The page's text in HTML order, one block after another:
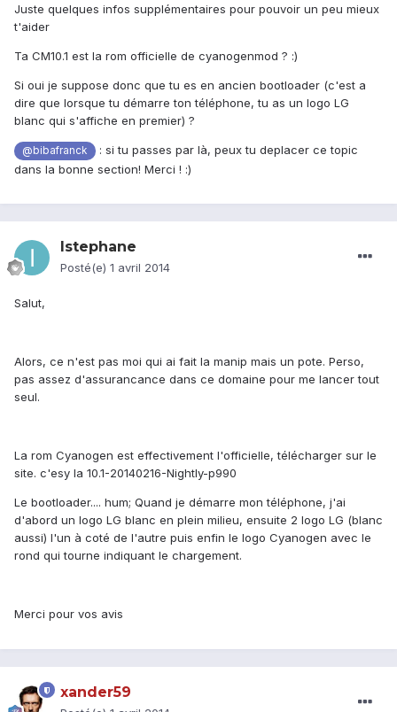
Juste quelques infos supplémentaires pour pouvoir un peu mieux
t'aider
Ta CM10.1 est la rom officielle de cyanogenmod ? :)
Si oui je suppose donc que tu es en ancien bootloader (c'est a
dire que lorsque tu démarre ton téléphone, tu as un logo LG
blanc qui s'affiche en premier) ?
@bibafranck
: si tu passes par là, peux tu deplacer ce topic
dans la bonne section! Merci ! :)
Istephane
Posté(e) 1 avril 2014
Salut,
Alors, ce n'est pas moi qui ai fait la manip mais un pote. Perso,
pas assez d'assurancance dans ce domaine pour me lancer tout
seul.
La rom Cyanogen est effectivement l'officielle, télécharger sur le
site. c'esy la 10.1-20140216-Nightly-p990
Le bootloader.... hum; Quand je démarre mon téléphone, j'ai
d'abord un logo LG blanc en plein milieu, ensuite 2 logo LG (blanc
aussi) l'un à coté de l'autre puis enfin le logo Cyanogen avec le
rond qui tourne indiquant le chargement.
Merci pour vos avis
xander59